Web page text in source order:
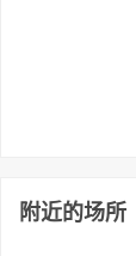
附近的场所